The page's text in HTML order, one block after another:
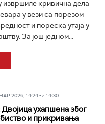
извршилe кривична дела
у вези са порезом
и пореска утаја у
За још једном...
2026, 14:24 -> 14:30
ухапшена због
и прикривања